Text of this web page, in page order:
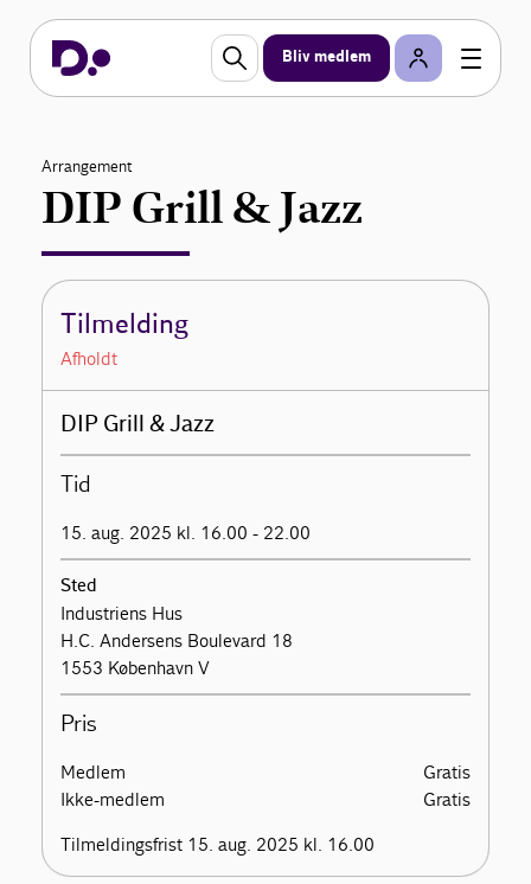
Bliv medlem
Arrangement
DIP Grill & Jazz
Tilmelding
Afholdt
DIP Grill & Jazz
Tid
15. aug. 2025 kl. 16.00 - 22.00
Sted
Industriens Hus
H.C. Andersens Boulevard 18
1553 København V
Pris
Medlem
Gratis
Ikke-medlem
Gratis
Tilmeldingsfrist 15. aug. 2025 kl. 16.00